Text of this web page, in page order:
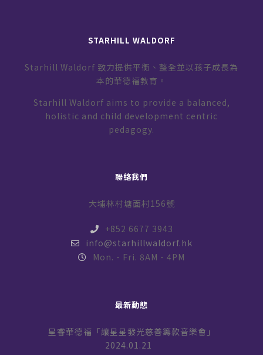
STARHILL WALDORF
Starhill Waldorf 致力提供平衡、整全並以孩子成長為
本的華德福教育。
Starhill Waldorf aims to provide a balanced,
holistic and child development centric
pedagogy.
聯絡我們
大埔林村塘面村156號
+852 6677 3943
info@starhillwaldorf.hk
Mon. - Fri. 8AM - 4PM
最新動態
星睿華德福「讓星星發光慈善籌款音樂會」
2024.01.21